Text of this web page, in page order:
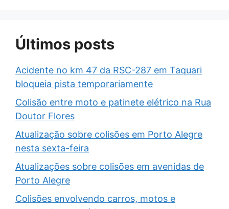
Últimos posts
Acidente no km 47 da RSC-287 em Taquari
bloqueia pista temporariamente
Colisão entre moto e patinete elétrico na Rua
Doutor Flores
Atualização sobre colisões em Porto Alegre
nesta sexta-feira
Atualizações sobre colisões em avenidas de
Porto Alegre
Colisões envolvendo carros, motos e